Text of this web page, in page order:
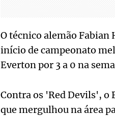
O técnico alemão Fabian
início de campeonato
Everton por 3 a 0 na
Contra os 'Red Devils', o
que mergulhou na área